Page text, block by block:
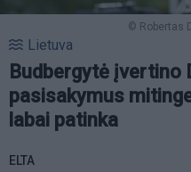
© Robertas
Lietuva
Budbergytė įvertino
pasisakymus
labai patinka
ELTA